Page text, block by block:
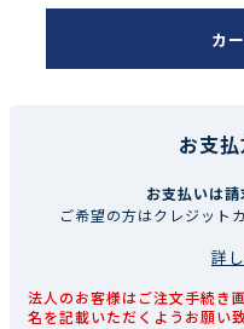
カ
お支
お支払いは
ご希望の方はクレジット
詳
法人のお客様はご注文手続き
名を記載いただくようお願い